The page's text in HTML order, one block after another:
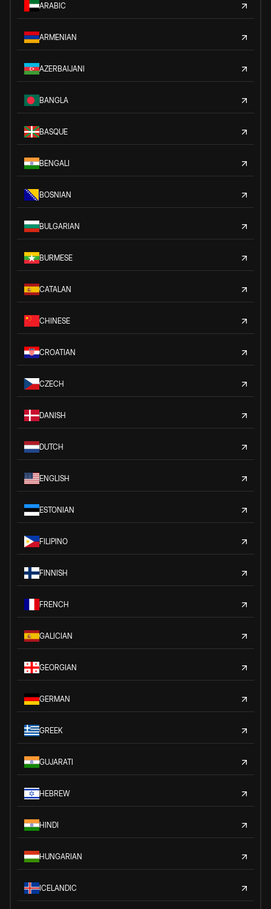
ARABIC
ARMENIAN
AZERBAIJANI
BANGLA
BASQUE
BENGALI
BOSNIAN
BULGARIAN
BURMESE
CATALAN
CHINESE
CROATIAN
CZECH
DANISH
DUTCH
ENGLISH
ESTONIAN
FILIPINO
FINNISH
FRENCH
GALICIAN
GEORGIAN
GERMAN
GREEK
GUJARATI
HEBREW
HINDI
HUNGARIAN
ICELANDIC